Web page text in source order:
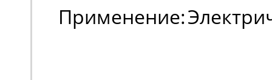
Применение: